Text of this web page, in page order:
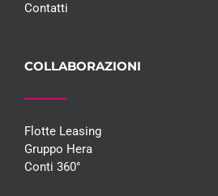
Contatti
COLLABORAZIONI
Flotte Leasing
Gruppo Hera
Conti 360°